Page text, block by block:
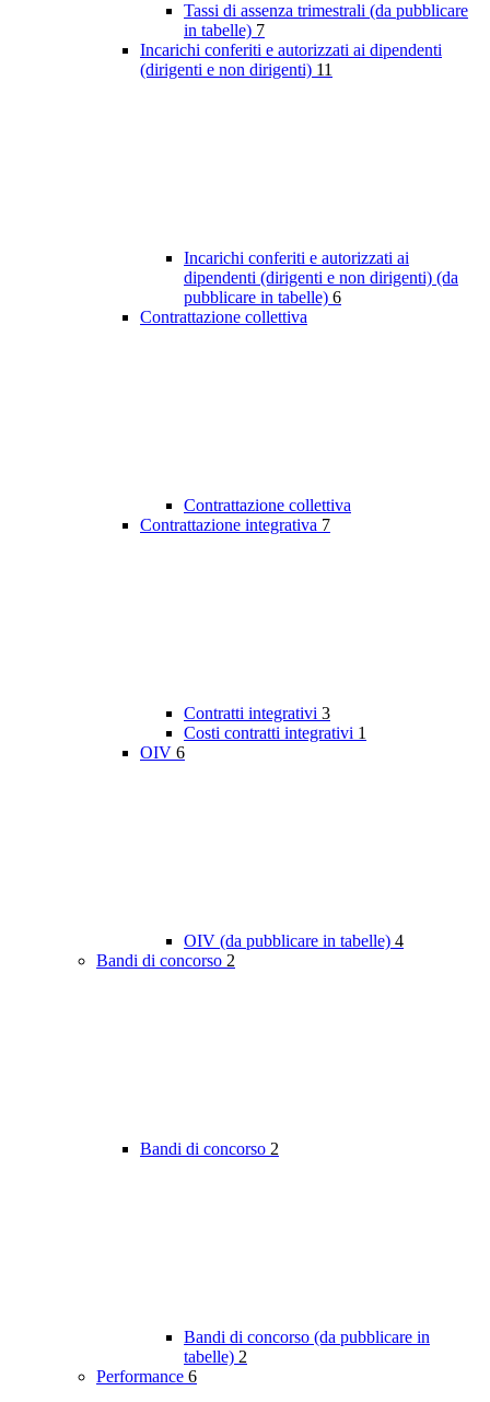
Tassi di assenza trimestrali (da pubblicare
in tabelle) 7
Incarichi conferiti e autorizzati ai dipendenti
(dirigenti e non dirigenti) 11
Incarichi conferiti e autorizzati ai
dipendenti (dirigenti e non dirigenti) (da
pubblicare in tabelle) 6
Contrattazione collettiva
Contrattazione collettiva
Contrattazione integrativa 7
Contratti integrativi 3
Costi contratti integrativi 1
OIV 6
OIV (da pubblicare in tabelle) 4
Bandi di concorso 2
Bandi di concorso 2
Bandi di concorso (da pubblicare in
tabelle) 2
Performance 6